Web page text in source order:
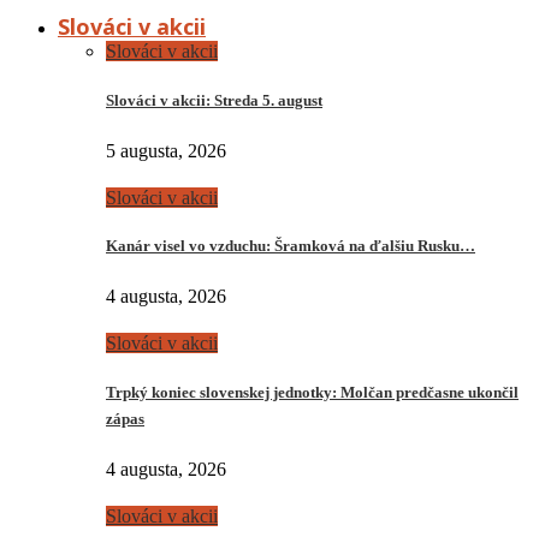
Slováci v akcii
Slováci v akcii
Slováci v akcii: Streda 5. august
5 augusta, 2026
Slováci v akcii
Kanár visel vo vzduchu: Šramková na ďalšiu Rusku…
4 augusta, 2026
Slováci v akcii
Trpký koniec slovenskej jednotky: Molčan predčasne ukončil
zápas
4 augusta, 2026
Slováci v akcii